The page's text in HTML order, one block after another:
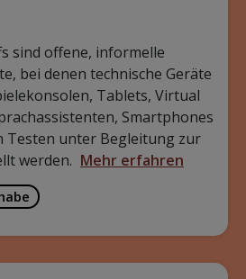
sind offene, informelle
bei denen technische Geräte
Tablets, Virtual
Smartphones
Testen unter Begleitung zur
werden. Mehr erfahren